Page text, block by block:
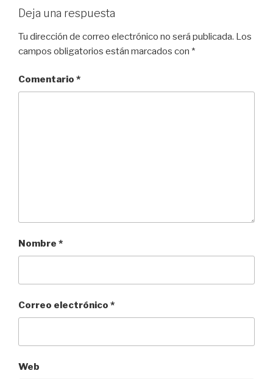
Deja una respuesta
Tu dirección de correo electrónico no será publicada. Los
campos obligatorios están marcados con *
Comentario *
Nombre *
Correo electrónico *
Web